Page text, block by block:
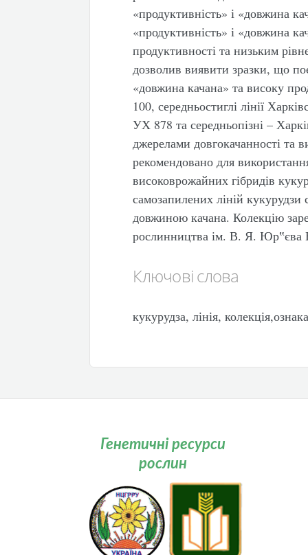
«продуктивність» і «довжина
«продуктивність» і «довжина
продуктивності та низьким
дозволив виявити зразки, що
«довжина качана» та високу
100, середньостиглі лінії
УХ 878 та середньопізні –
джерелами довгокачанності та
рекомендовано для
високоврожайних гібридів
самозапилених ліній
довжиною качана. Колекцію
рослинництва ім. В. Я.
Ключові слова
кукурудза, лінія,
Генетичні ресурси
рослин